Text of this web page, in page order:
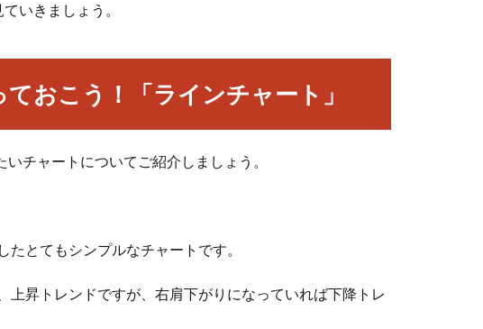
いきましょう。
おこう！「ラインチャート」
チャートについてご紹介しましょう。
とてもシンプルなチャートです。
昇トレンドですが、右肩下がりになっていれば下降トレ